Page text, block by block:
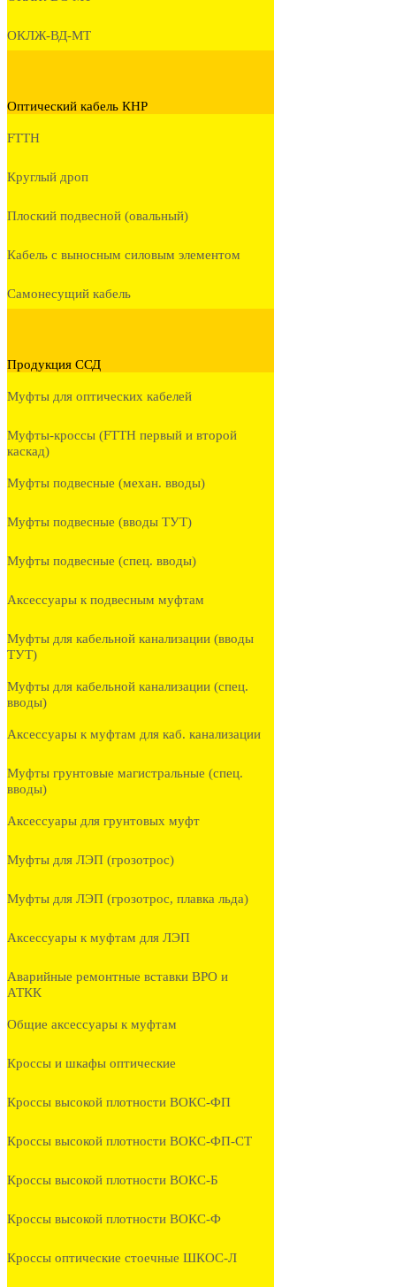
ОКЛЖ-ВД-МТ
Оптический кабель КНР
FTTH
Круглый дроп
Плоский подвесной (овальный)
Кабель с выносным силовым элементом
Самонесущий кабель
Продукция ССД
Муфты для оптических кабелей
Муфты-кроссы (FTTH первый и второй
каскад)
Муфты подвесные (механ. вводы)
Муфты подвесные (вводы ТУТ)
Муфты подвесные (спец. вводы)
Аксессуары к подвесным муфтам
Муфты для кабельной канализации (вводы
ТУТ)
Муфты для кабельной канализации (спец.
вводы)
Аксессуары к муфтам для каб. канализации
Муфты грунтовые магистральные (спец.
вводы)
Аксессуары для грунтовых муфт
Муфты для ЛЭП (грозотрос)
Муфты для ЛЭП (грозотрос, плавка льда)
Аксессуары к муфтам для ЛЭП
Аварийные ремонтные вставки ВРО и
АТКК
Общие аксессуары к муфтам
Кроссы и шкафы оптические
Кроссы высокой плотности ВОКС-ФП
Кроссы высокой плотности ВОКС-ФП-СТ
Кроссы высокой плотности ВОКС-Б
Кроссы высокой плотности ВОКС-Ф
Кроссы оптические стоечные ШКОС-Л